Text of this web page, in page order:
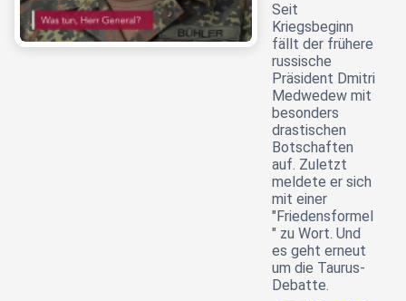
Seit
Kriegsbeginn
fällt der frühere
russische
Präsident Dmitri
Medwedew mit
besonders
drastischen
Botschaften
auf. Zuletzt
meldete er sich
mit einer
"Friedensformel
" zu Wort. Und
es geht erneut
um die Taurus-
Debatte.